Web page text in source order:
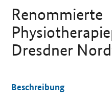
Renommierte
Dresdner
Beschreibung